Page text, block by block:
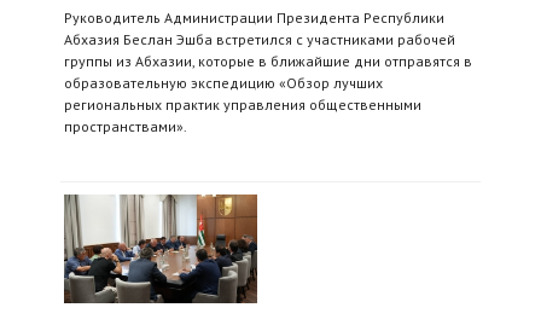
Руководитель Администрации Президента Республики
Абхазия Беслан Эшба встретился с участниками рабочей
группы из Абхазии, которые в ближайшие дни отправятся в
образовательную экспедицию «Обзор лучших
региональных практик управления общественными
пространствами».